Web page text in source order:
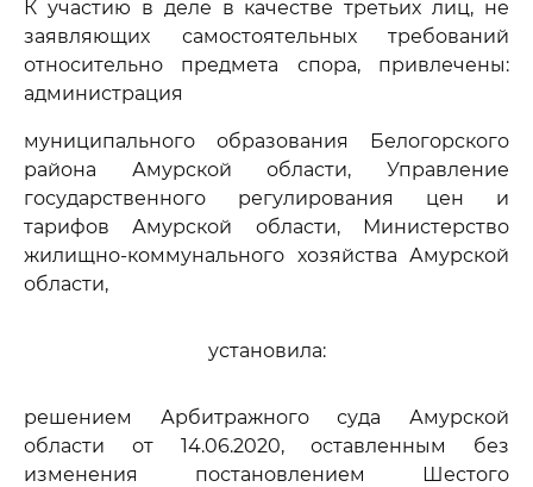
К участию в деле в качестве третьих лиц, не
заявляющих самостоятельных требований
относительно предмета спора, привлечены:
администрация
муниципального образования Белогорского
района Амурской области, Управление
государственного регулирования цен и
тарифов Амурской области, Министерство
жилищно-коммунального хозяйства Амурской
области,
установила:
решением Арбитражного суда Амурской
области от 14.06.2020, оставленным без
изменения постановлением Шестого